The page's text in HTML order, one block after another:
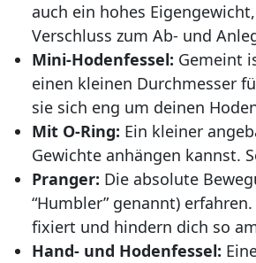
auch ein hohes
Verschluss zum Ab- und
Mini-Hodenfessel: Gemeint
einen kleinen Durchmesser
sie sich eng um deinen
Mit O-Ring: Ein kleiner
Gewichte anhängen kannst.
Pranger: Die absolute
“Humbler” genannt)
fixiert und hindern dich so
Hand- und Hodenfessel: